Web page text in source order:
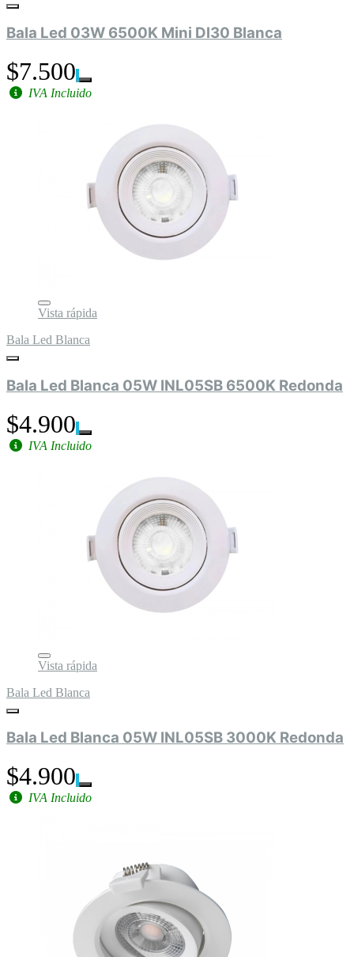
Bala Led 03W 6500K Mini Dl30 Blanca
$7.500
IVA Incluido
Vista rápida
Bala Led Blanca
Bala Led Blanca 05W INL05SB 6500K Redonda
$4.900
IVA Incluido
Vista rápida
Bala Led Blanca
Bala Led Blanca 05W INL05SB 3000K Redonda
$4.900
IVA Incluido